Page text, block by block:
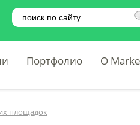
Портфолио O
площадок